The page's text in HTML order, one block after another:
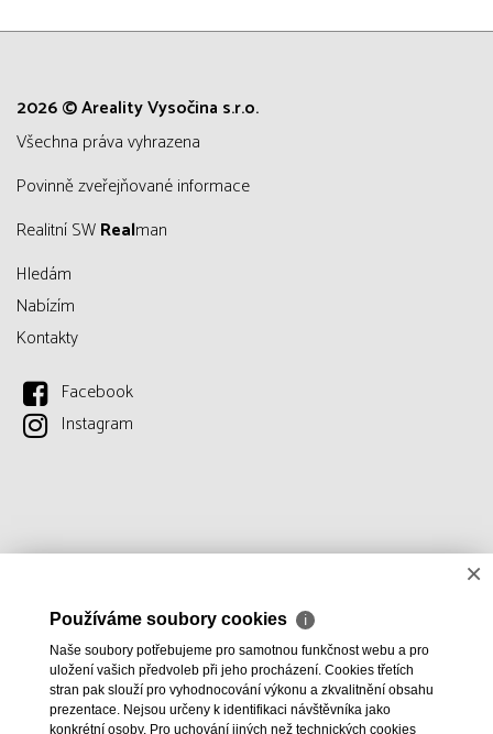
2026 © Areality Vysočina s.r.o.
všechna práva vyhrazena
Povinně zveřejňované informace
Realitní SWRealman
Hledám
Nabízím
Kontakty
Facebook
Instagram
×
Používáme soubory cookies ℹ
Naše soubory potřebujeme pro samotnou funkčnost webu a pro
uložení vašich předvoleb při jeho procházení. Cookies třetích
stran pak slouží pro vyhodnocování výkonu a zkvalitnění obsahu
prezentace. Nejsou určeny k identifikaci návštěvníka jako
konkrétní osoby. Pro uchování jiných než technických cookies